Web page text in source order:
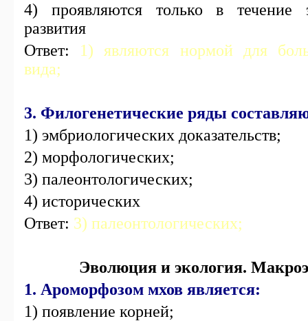
4) проявляются только в течение
развития
Ответ: 1) являются нормой для
вида;
3. Филогенетические ряды
1) эмбриологических доказательств;
2) морфологических;
3) палеонтологических;
4) исторических
Ответ: 3) палеонтологических;
Эволюция и экология.
1. Ароморфозом мхов является:
1) появление корней;